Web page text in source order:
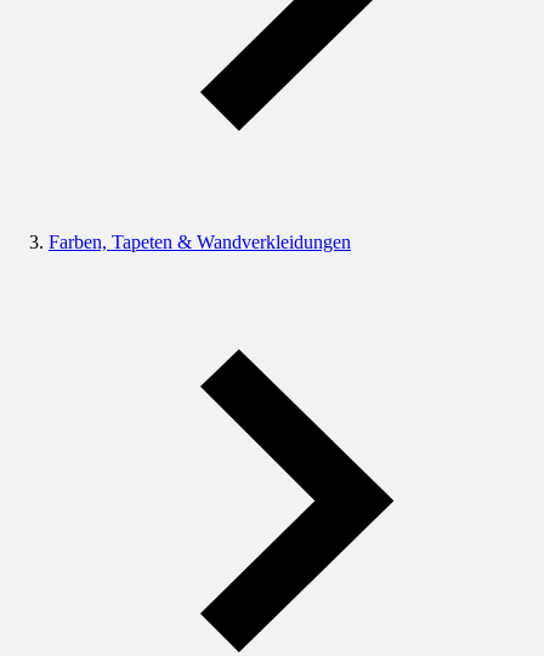
Farben, Tapeten & Wandverkleidungen